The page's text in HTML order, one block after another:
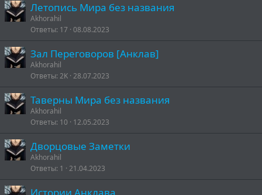
Летопись Мира без названия
Akhorahil
Ответы 17 08.08.2023
Зал Переговоров [Анклав]
Akhorahil
Ответы 2K 28.07.2023
Таверны Мира без названия
Akhorahil
Ответы 10 12.05.2023
Дворцовые Заметки
Akhorahil
Ответы 1 21.04.2023